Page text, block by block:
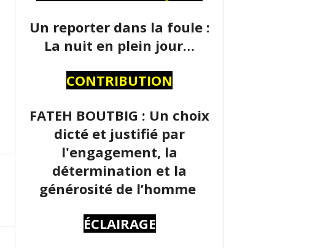
Un reporter dans la foule :
La nuit en plein jour…
CONTRIBUTION
FATEH BOUTBIG : Un choix
dicté et justifié par
l'engagement, la
détermination et la
générosité de l’homme
ÉCLAIRAGE